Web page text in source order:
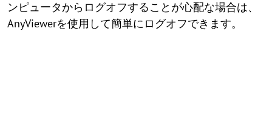
ンピュータからログオフすることが心配な場合は、
AnyViewerを使用して簡単にログオフできます。